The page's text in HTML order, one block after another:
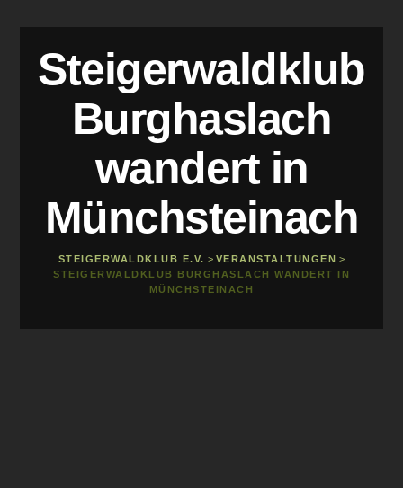
Steigerwaldklub
Burghaslach
wandert in
Münchsteinach
STEIGERWALDKLUB E.V. > VERANSTALTUNGEN >
STEIGERWALDKLUB BURGHASLACH WANDERT IN
MÜNCHSTEINACH